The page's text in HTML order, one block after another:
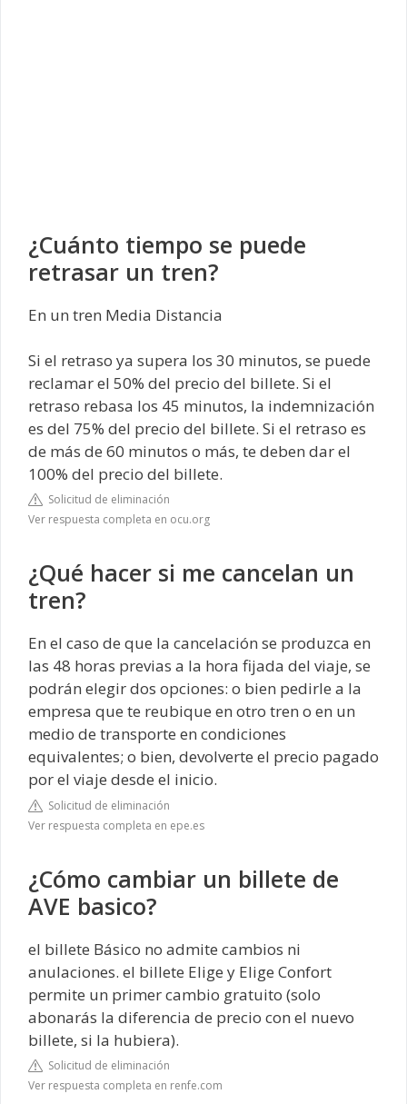
¿Cuánto tiempo se puede
retrasar un tren?
En un tren Media Distancia
Si el retraso ya supera los 30 minutos, se puede
reclamar el 50% del precio del billete. Si el
retraso rebasa los 45 minutos, la indemnización
es del 75% del precio del billete. Si el retraso es
de más de 60 minutos o más, te deben dar el
100% del precio del billete.
Solicitud de eliminación
Ver respuesta completa en ocu.org
¿Qué hacer si me cancelan un
tren?
En el caso de que la cancelación se produzca en
las 48 horas previas a la hora fijada del viaje, se
podrán elegir dos opciones: o bien pedirle a la
empresa que te reubique en otro tren o en un
medio de transporte en condiciones
equivalentes; o bien, devolverte el precio pagado
por el viaje desde el inicio.
Solicitud de eliminación
Ver respuesta completa en epe.es
¿Cómo cambiar un billete de
AVE basico?
el billete Básico no admite cambios ni
anulaciones. el billete Elige y Elige Confort
permite un primer cambio gratuito (solo
abonarás la diferencia de precio con el nuevo
billete, si la hubiera).
Solicitud de eliminación
Ver respuesta completa en renfe.com